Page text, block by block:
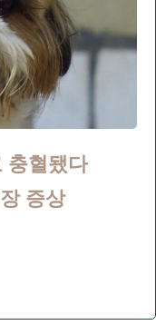
충혈됐다
증상